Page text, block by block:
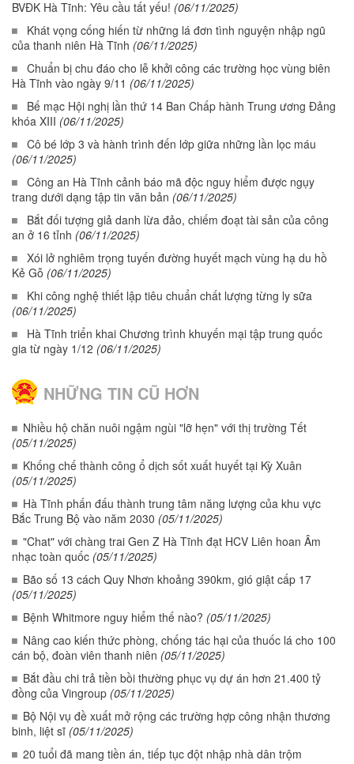
BVĐK Hà Tĩnh: Yêu cầu tất yếu! (06/11/2025)
Khát vọng cống hiến từ những lá đơn tình nguyện nhập ngũ
của thanh niên Hà Tĩnh (06/11/2025)
Chuẩn bị chu đáo cho lễ khởi công các trường học vùng biên
Hà Tĩnh vào ngày 9/11 (06/11/2025)
Bế mạc Hội nghị lần thứ 14 Ban Chấp hành Trung ương Đảng
khóa XIII (06/11/2025)
Cô bé lớp 3 và hành trình đến lớp giữa những lần lọc máu
(06/11/2025)
Công an Hà Tĩnh cảnh báo mã độc nguy hiểm được ngụy
trang dưới dạng tập tin văn bản (06/11/2025)
Bắt đối tượng giả danh lừa đảo, chiếm đoạt tài sản của công
an ở 16 tỉnh (06/11/2025)
Xói lở nghiêm trọng tuyến đường huyết mạch vùng hạ du hồ
Kẻ Gỗ (06/11/2025)
Khi công nghệ thiết lập tiêu chuẩn chất lượng từng ly sữa
(06/11/2025)
Hà Tĩnh triển khai Chương trình khuyến mại tập trung quốc
gia từ ngày 1/12 (06/11/2025)
NHỮNG TIN CŨ HƠN
Nhiều hộ chăn nuôi ngậm ngùi "lỡ hẹn" với thị trường Tết
(05/11/2025)
Khống chế thành công ổ dịch sốt xuất huyết tại Kỳ Xuân
(05/11/2025)
Hà Tĩnh phấn đấu thành trung tâm năng lượng của khu vực
Bắc Trung Bộ vào năm 2030 (05/11/2025)
"Chat" với chàng trai Gen Z Hà Tĩnh đạt HCV Liên hoan Âm
nhạc toàn quốc (05/11/2025)
Bão số 13 cách Quy Nhơn khoảng 390km, gió giật cấp 17
(05/11/2025)
Bệnh Whitmore nguy hiểm thế nào? (05/11/2025)
Nâng cao kiến thức phòng, chống tác hại của thuốc lá cho 100
cán bộ, đoàn viên thanh niên (05/11/2025)
Bắt đầu chi trả tiền bồi thường phục vụ dự án hơn 21.400 tỷ
đồng của Vingroup (05/11/2025)
Bộ Nội vụ đề xuất mở rộng các trường hợp công nhận thương
binh, liệt sĩ (05/11/2025)
20 tuổi đã mang tiền án, tiếp tục đột nhập nhà dân trộm